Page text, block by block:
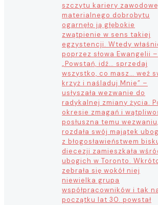
szczytu kariery
materialnego dobrobytu
ogarnęło ją głębokie
zwątpienie w sens takiej
egzystencji. Wtedy
poprzez słowa Ewangelii –
„Powstań, idź… sprzedaj
wszystko, co masz… weź
krzyż i naśladuj Mnie” –
usłyszała wezwanie do
radykalnej zmiany życia.
okresie zmagań i
posłuszna temu wezwaniu,
rozdała swój majątek
z błogosławieństwem
diecezji zamieszkała
ubogich w Toronto.
zebrała się wokół niej
niewielka grupa
współpracowników i tak
początku lat 30. powstał